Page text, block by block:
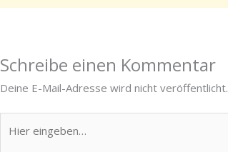
Schreibe einen Kommentar
Deine E-Mail-Adresse wird nicht veröffentlicht.
eingeben…